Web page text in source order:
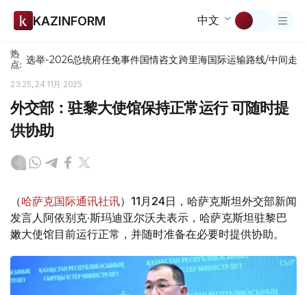
KAZINFORM 中文
热
点: 选举-2026总统府任免事件国情咨文跨里海国际运输路线/中间走廊
23:25, 24 11月 2025
外交部：驻黎大使馆保持正常运行 可随时提
供协助
（哈萨克国际通讯社讯）11月24日，哈萨克斯坦外交部新闻
发言人阿依别克·斯玛迪亚尔沃夫表示，哈萨克斯坦驻黎巴
嫩大使馆目前运行正常，并随时准备在必要时提供协助。